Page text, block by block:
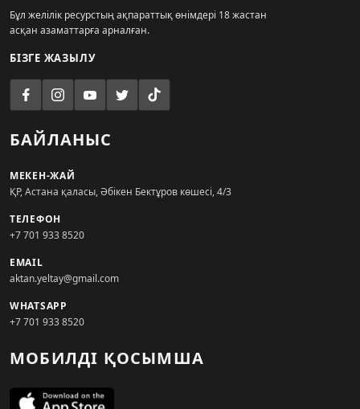
Бұл желілік ресурстың ақпараттық өнімдері 18 жастан
асқан азаматтарға арналған.
БІЗГЕ ЖАЗЫЛУ
БАЙЛАНЫС
МЕКЕН-ЖАЙ
ҚР, Астана қаласы, Әбікен Бектұров көшесі, 4/3
ТЕЛЕФОН
+7 701 933 8520
EMAIL
aktan.yeltay@gmail.com
WHATSAPP
+7 701 933 8520
МОБИЛДІ ҚОСЫМША